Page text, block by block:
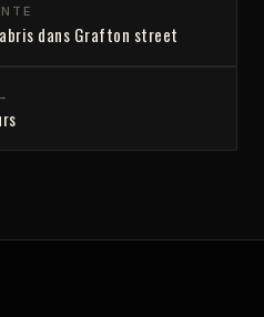
dans Grafton street